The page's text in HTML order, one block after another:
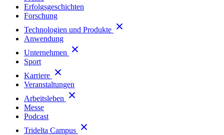
Erfolgsgeschichten
Forschung
Technologien und Produkte
Anwendung
Unternehmen
Sport
Karriere
Veranstaltungen
Arbeitsleben
Messe
Podcast
Tridelta Campus